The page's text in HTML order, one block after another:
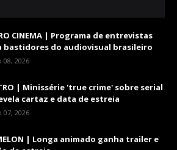
CINEMA | Programa de entrevistas
bastidores do audiovisual brasileiro
08, 2026
| Minissérie 'true crime' sobre serial
cartaz e data de estreia
07, 2026
| Longa animado ganha trailer e